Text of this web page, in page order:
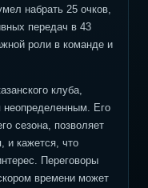
набрать 25 очков,
передач в 43
роли в команде и
клуба,
Его
сезона, позволяет
и кажется, что
Переговоры
времени может